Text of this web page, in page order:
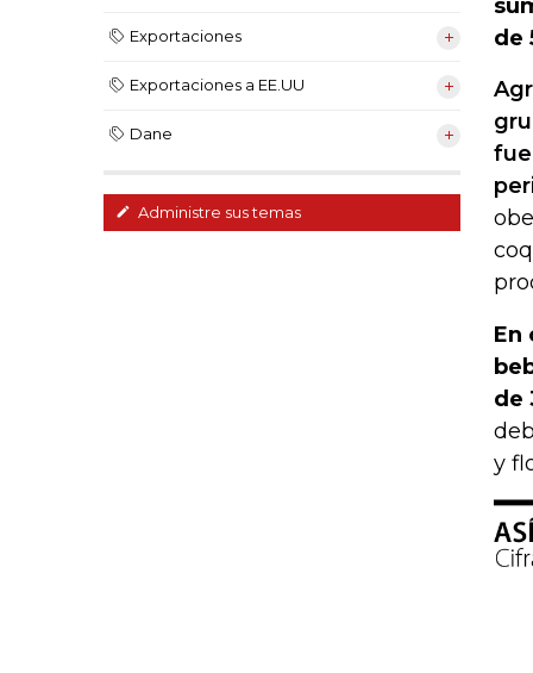
Exportaciones
Exportaciones a EE.UU
Dane
Administre sus temas
de
En
de
y